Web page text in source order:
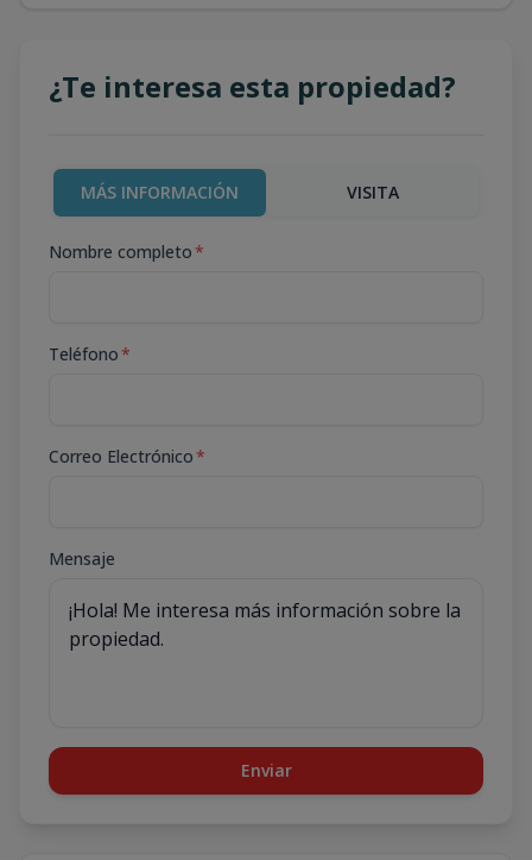
¿Te interesa esta propiedad?
MÁS INFORMACIÓN VISITA
Nombre completo*
Teléfono*
Correo Electrónico*
Mensaje
Enviar